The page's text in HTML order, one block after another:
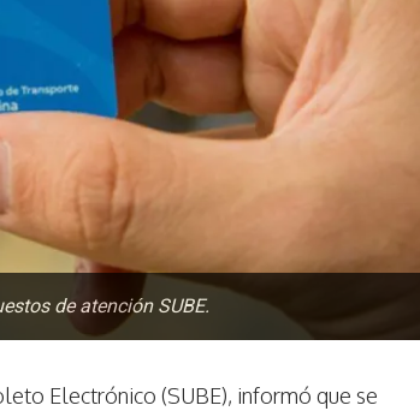
de atención SUBE.
Electrónico (SUBE), informó que se